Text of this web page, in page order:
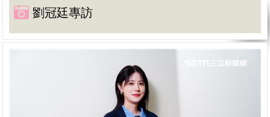
劉冠廷專訪